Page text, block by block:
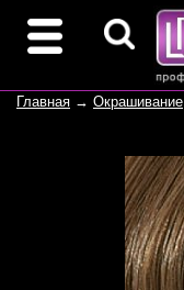
Главная → Окрашивание